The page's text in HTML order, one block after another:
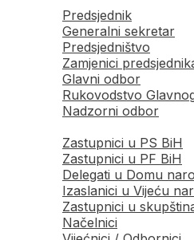
Predsjednik
Generalni sekretar
Predsjedništvo
Zamjenici
Glavni odbor
Rukovodstvo
Nadzorni odbor
Zastupnici u PS BiH
Zastupnici u PF BiH
Delegati u Domu
Izaslanici u Vijeću
Zastupnici u
Načelnici